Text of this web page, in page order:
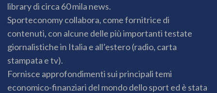
library di circa 60 mila news.
Sporteconomy collabora, come fornitrice di
contenuti, con alcune delle più importanti testate
giornalistiche in Italia e all’estero (radio, carta
stampata e tv).
Fornisce approfondimenti sui principali temi
economico-finanziari del mondo dello sport ed è stata